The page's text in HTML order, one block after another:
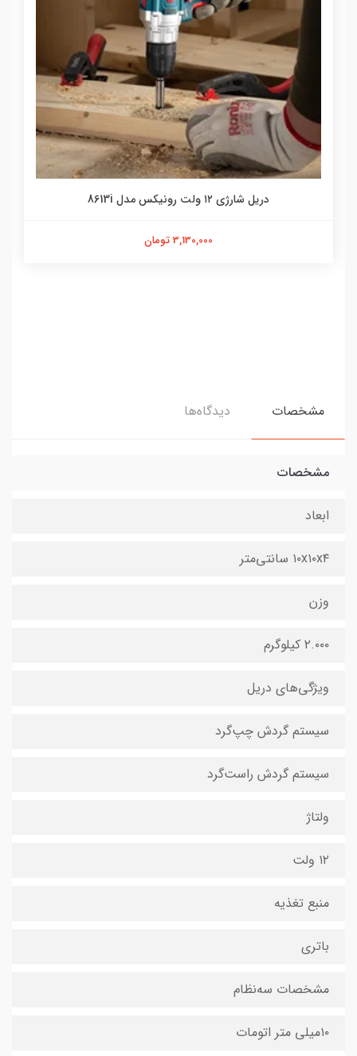
دریل شارژی ۱۲ ولت رونیکس مدل 8613i
3,130,000 تومان
مشخصات دیدگاه‌ها
مشخصات
ابعاد
۱۰x۱۰x۴ سانتی‌متر
وزن
۲.۰۰۰ کیلوگرم
ویژگی‌های دریل
سیستم گردش چپ‌گرد
سیستم گردش راست‌گرد
ولتاژ
۱۲ ولت
منبع تغذیه
باتری
مشخصات سه‌نظام
۱۰میلی متر اتومات